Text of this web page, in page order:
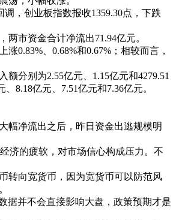
，创业板指数报收1359.30点，下跌
市资金合计净流出71.94亿元。
0.83%、0.68%和0.67%；相较而言，
分别为2.55亿元、1.15亿元和4279.51
8.18亿元、7.51亿元和7.36亿元。
净流出之后，昨日资金出逃规模明
济的疲软，对市场信心构成压力。不
转向宽货币，因为宽货币可以防范风
并不会直接影响大盘，政策预期才是